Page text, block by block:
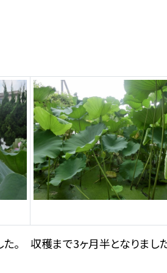
。 収穫まで3ヶ月半となりまし